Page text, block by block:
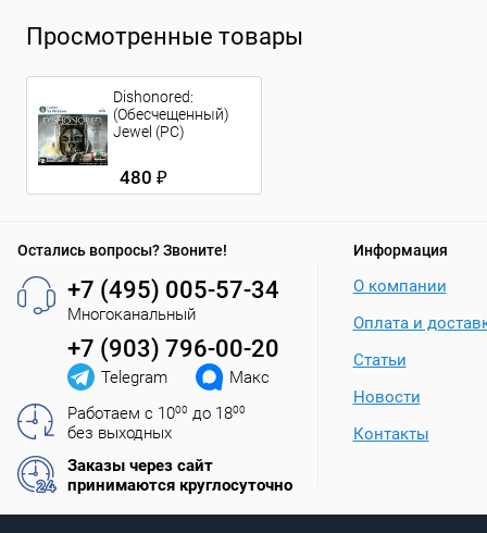
Просмотренные товары
Dishonored:
(Обесчещенный)
Jewel (PC)
480 ₽
Остались вопросы? Звоните!
+7 (495) 005-57-34
Многоканальный
+7 (903) 796-00-20
Telegram
Макс
Работаем с 1000 до 1800
без выходных
Заказы через сайт
принимаются круглосуточно
Информация
О компании
Оплата и
Статьи
Новости
Контакты